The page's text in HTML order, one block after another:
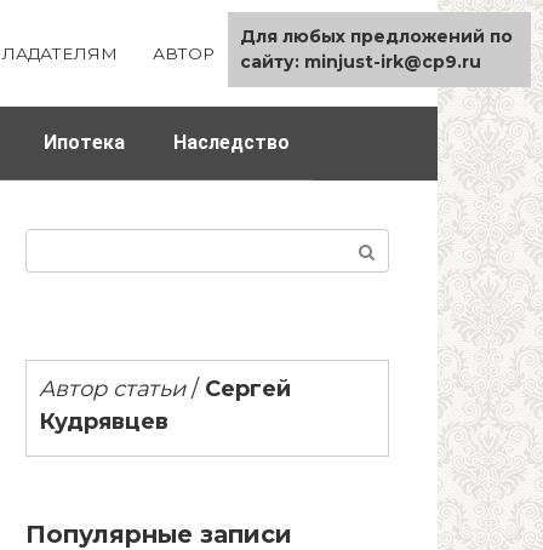
АВТОР КАРТА САЙТА
Ипотека Наследство
Автор статьи/ Сергей
Кудрявцев
Популярные записи
Для любых предложений по
сайту: minjust-irk@cp9.ru